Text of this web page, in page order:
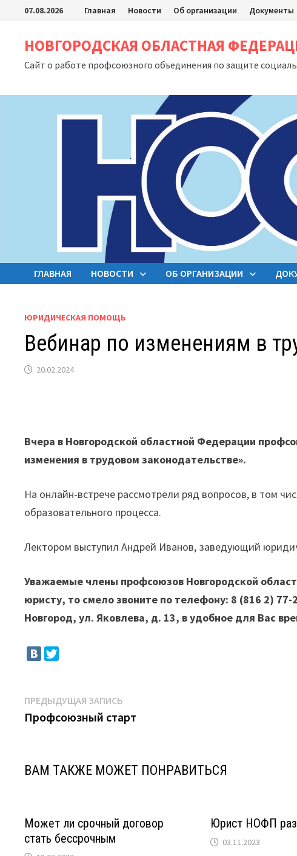
Перейти
содержимому
07.08.2026 Главная Новости Об организации Документы
НОВГОРОДСКАЯ ОБЛАСТНАЯ
Сайт о работе профсоюзного объединения по защите
ГЛАВНАЯ НОВОСТИ ОБ ОРГАНИЗАЦИИ
ЮРИДИЧЕСКАЯ ПОМОЩЬ
Вебинар по изменениям в
20.02.2024
Вчера в Новгородской областной Федерации
изменения в трудовом законодательстве».
На онлайн-встрече рассмотрели ряд вопросов, в том
образовательного процесса.
Лектором выступил Андрей Иванов, заведующий
Уважаемые члены профсоюзов Новгородской
юристу, то смело звоните по телефону: 8 (816 2)
Новгород, ул. Яковлева, д. 13, в удобное для Вас
Навигация
по
ПРЕДЫДУЩАЯ ЗАПИСЬ
запись:
Профсоюзный старт
ВАМ ТАКЖЕ МОЖЕТ ПОНРАВИТЬСЯ
Может ли срочный договор
стать бессрочным
Юрист НОФП
03.11.2023